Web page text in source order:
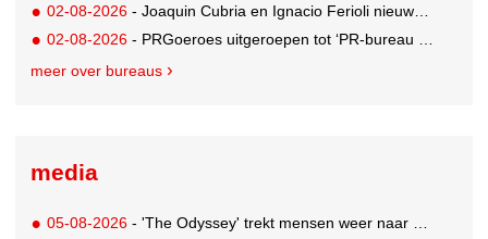
02-08-2026 - Joaquin Cubria en Ignacio Ferioli nieuwe Global CCO’s GUT, Renata Neumann Global Head of Production
02-08-2026 - PRGoeroes uitgeroepen tot ‘PR-bureau van het jaar 2026’
meer over bureaus
media
05-08-2026 - 'The Odyssey' trekt mensen weer naar de bioscoop